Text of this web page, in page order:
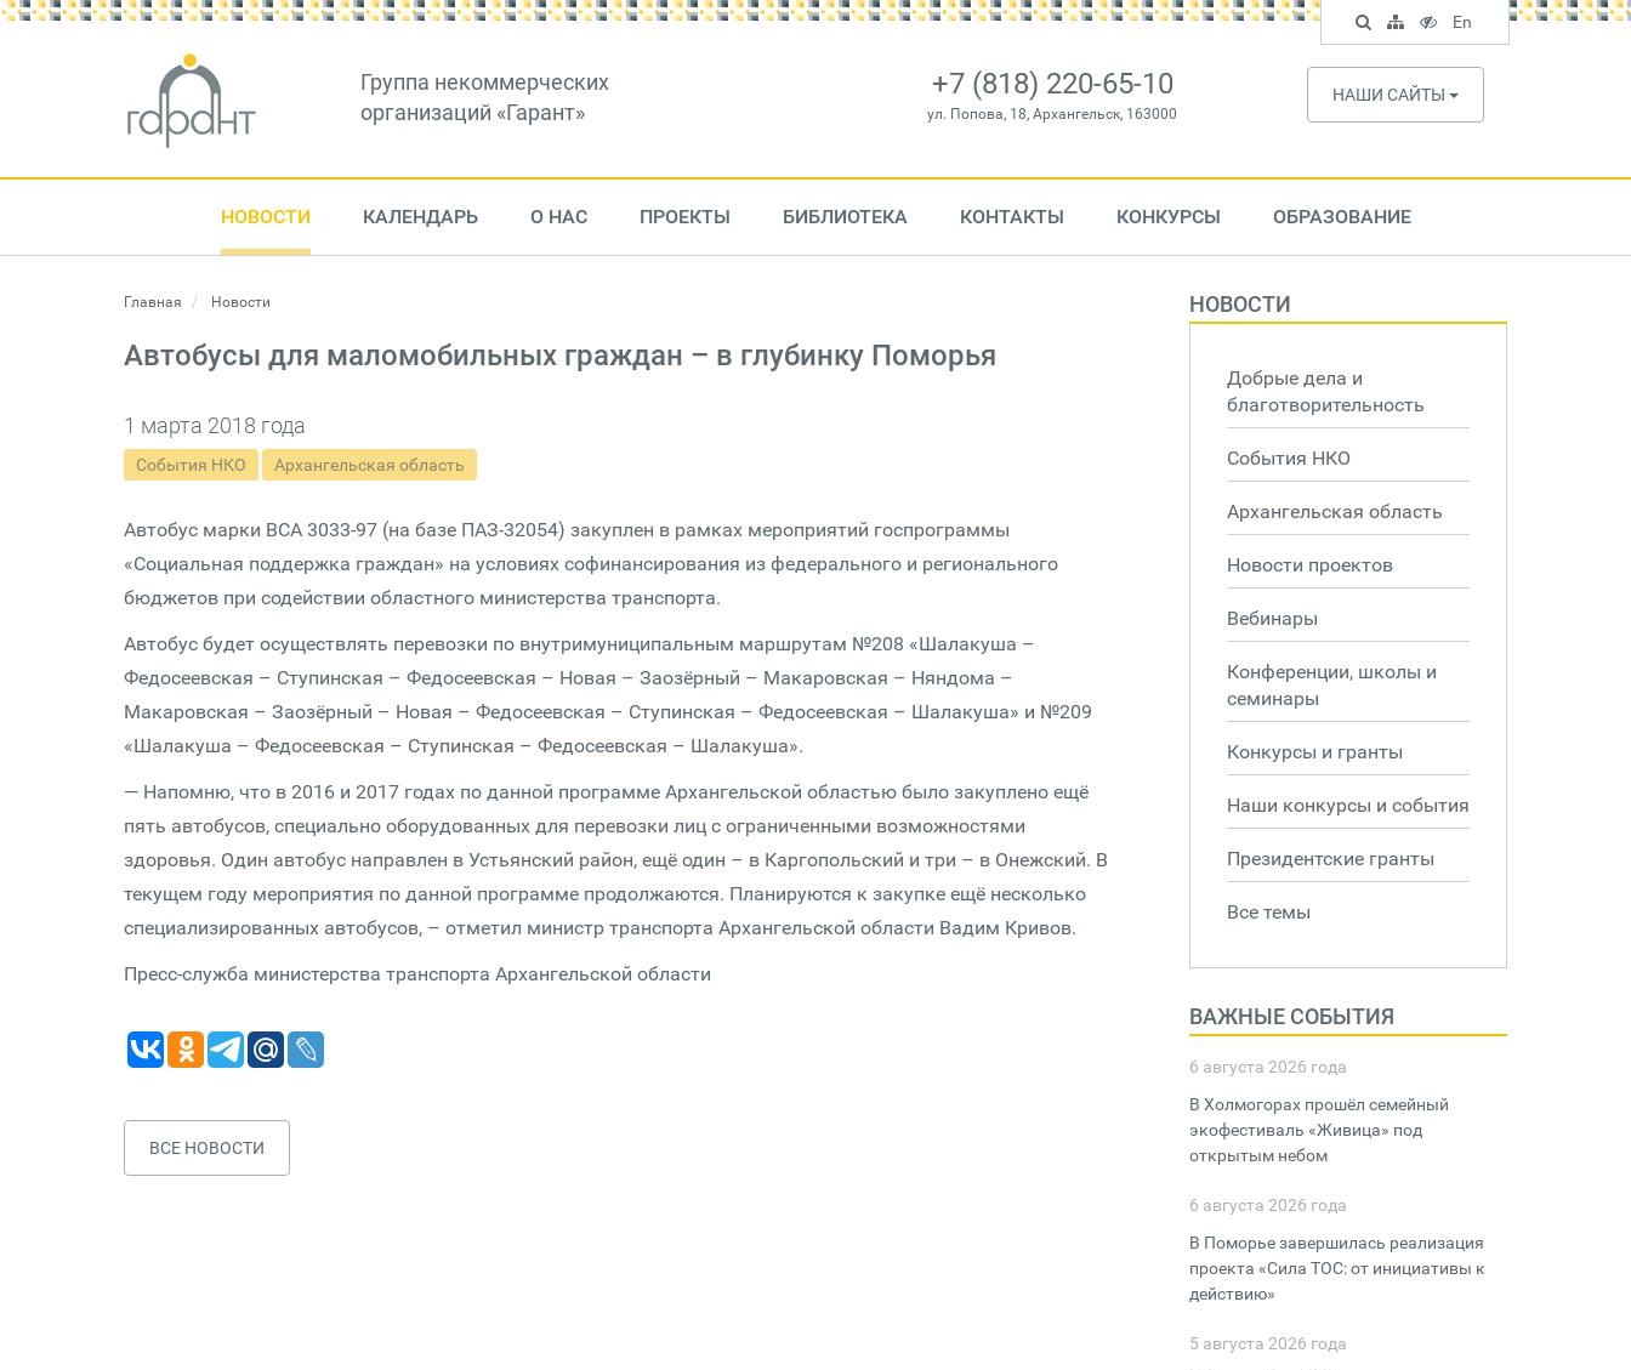
Группа некоммерческих
организаций «Гарант»
+7 (818) 220-65-10
ул. Попова, 18, Архангельск, 163000
НАШИ САЙТЫ
НОВОСТИ КАЛЕНДАРЬ О НАС ПРОЕКТЫ БИБЛИОТЕКА КОНТАКТЫ КОНКУРСЫ ОБРАЗОВАНИЕ
Главная Новости
Автобусы для маломобильных граждан – в глубинку Поморья
1 марта 2018 года
События НКО Архангельская область
Автобус марки ВСА 3033-97 (на базе ПАЗ-32054) закуплен в рамках мероприятий госпрограммы
«Социальная поддержка граждан» на условиях софинансирования из федерального и регионального
бюджетов при содействии областного министерства транспорта.
Автобус будет осуществлять перевозки по внутримуниципальным маршрутам №208 «Шалакуша –
Федосеевская – Ступинская – Федосеевская – Новая – Заозёрный – Макаровская – Няндома –
Макаровская – Заозёрный – Новая – Федосеевская – Ступинская – Федосеевская – Шалакуша» и №209
«Шалакуша – Федосеевская – Ступинская – Федосеевская – Шалакуша».
— Напомню, что в 2016 и 2017 годах по данной программе Архангельской областью было закуплено ещё
пять автобусов, специально оборудованных для перевозки лиц с ограниченными возможностями
здоровья. Один автобус направлен в Устьянский район, ещё один – в Каргопольский и три – в Онежский. В
текущем году мероприятия по данной программе продолжаются. Планируются к закупке ещё несколько
специализированных автобусов, – отметил министр транспорта Архангельской области Вадим Кривов.
Пресс-служба министерства транспорта Архангельской области
ВСЕ НОВОСТИ
НОВОСТИ
Добрые дела и
благотворительность
События НКО
Архангельская область
Новости проектов
Вебинары
Конференции, школы и
семинары
Конкурсы и гранты
Наши конкурсы и события
Президентские гранты
Все темы
ВАЖНЫЕ СОБЫТИЯ
6 августа 2026 года
В Холмогорах прошёл семейный
экофестиваль «Живица» под
открытым небом
6 августа 2026 года
В Поморье завершилась реализация
проекта «Сила ТОС: от инициативы к
действию»
5 августа 2026 года
Поиск
по
сайту
Карта
сайта
Версия
для
слабовидящих
En
English